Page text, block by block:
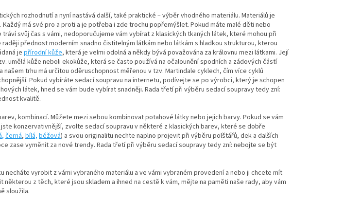
rozhodnutí a nyní nastává další, také praktické – výběr vhodného materiálu. Materiálů je
Každý má své pro a proti a je potřeba i zde trochu popřemýšlet. Pokud máte malé děti nebo
svůj čas s vámi, nedoporučujeme vám vybírat z klasických tkaných látek, které mohou při
přednost moderním snadno čistitelným látkám nebo látkám s hladkou strukturou, kterou
je přírodní kůže, která je velmi odolná a někdy bývá považována za královnu mezi látkami. Její
umělá kůže neboli ekokůže, která se často používá na očalounění spodních a zádových částí
našem trhu má určitou oděruschopnost měřenou v tzv. Martindale cyklech, čím více cyklů
Pokud vybíráte sedací soupravu na internetu, podívejte se po výrobci, který je schopen
látek, hned se vám bude vybírat snadněji. Rada třetí při výběru sedací soupravy tedy zní:
kvalitě.
kombinací. Můžete mezi sebou kombinovat potahové látky nebo jejich barvy. Pokud se vám
konzervativnější, zvolte sedací soupravu v některé z klasických barev, které se dobře
, černá, bílá, béžová) a svou originalitu nechte naplno projevit při výběru polštářů, dek a dalších
zase vyměnit za nové trendy. Rada třetí při výběru sedací soupravy tedy zní: nebojte se být
necháte vyrobit z vámi vybraného materiálu a ve vámi vybraném provedení a nebo ji chcete mít
některou z těch, které jsou skladem a ihned na cestě k vám, mějte na paměti naše rady, aby vám
sloužila.